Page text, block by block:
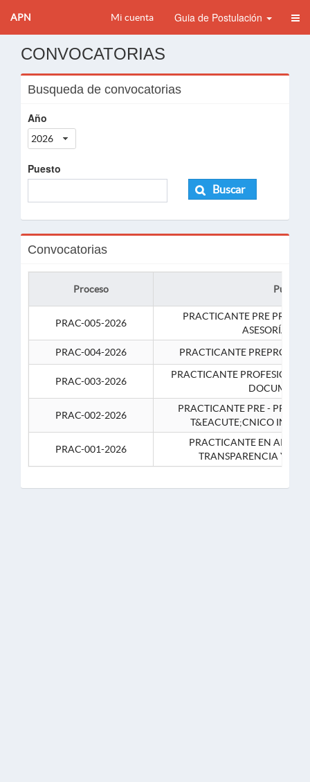
APN Mi cuenta Guia de Postulación
CONVOCATORIAS
Busqueda de convocatorias
Año
2026
Puesto
Buscar
Convocatorias
Proceso Puesto
PRAC-005-2026
PRACTICANTE PRE
ASESORÍA
PRAC-004-2026
PRACTICANTE
PRAC-003-2026
PRACTICANTE
PRAC-002-2026
PRACTICANTE PRE -
T&EACUTE;CNICO
PRAC-001-2026
PRACTICANTE EN APOYO
TRANSPARENCIA Y